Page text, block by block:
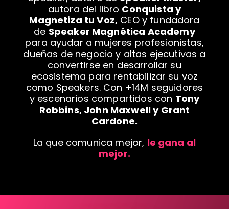
autora del libro Conquista y
Magnetiza tu Voz, CEO y fundadora
de Speaker Magnética Academy
para ayudar a mujeres profesionistas,
dueñas de negocio y altas ejecutivas a
convertirse en desarrollar su
ecosistema para rentabilizar su voz
como Speakers. Con +14M seguidores
y escenarios compartidos con Tony
Robbins, John Maxwell y Grant
Cardone.
La que comunica mejor, le gana al
mejor.